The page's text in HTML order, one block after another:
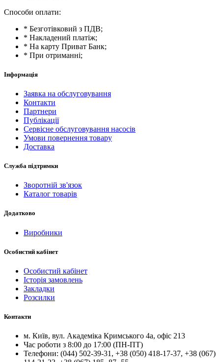
Способи оплати:
* Безготівковий з ПДВ;
* Накладений платіж;
* На карту Приват Банк;
* При отриманні;
Інформація
Заявка на обслуговування
Контакти
Партнери
Публікації
Сервісне обслуговування насосів
Умови повернення товару
Доставка
Служба підтримки
Зворотній зв'язок
Каталог товарів
Додатково
Виробники
Особистий кабінет
Особистий кабінет
Історія замовлень
Закладки
Розсилки
Контакти
м. Київ, вул. Академіка Кримського 4а, офіс 213
Час роботи з 8:00 до 17:00 (ПН-ПТ)
Телефони: (044) 502-39-31 , +38 (050) 418-17-37, +38 (067)